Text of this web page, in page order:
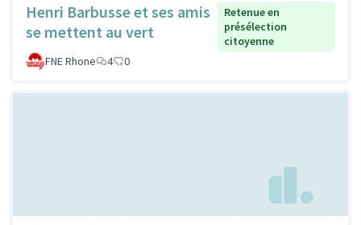
Henri Barbusse et ses amis
se mettent au vert
Retenue en
présélection
citoyenne
FNE Rhone
4 0